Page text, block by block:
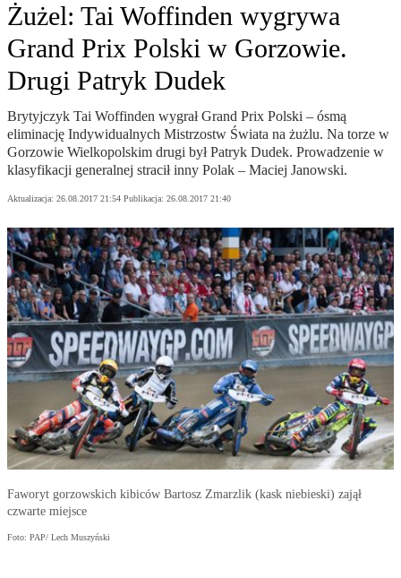
Żużel: Tai Woffinden wygrywa
Grand Prix Polski w Gorzowie.
Drugi Patryk Dudek
Brytyjczyk Tai Woffinden wygrał Grand Prix Polski – ósmą
eliminację Indywidualnych Mistrzostw Świata na żużlu. Na torze w
Gorzowie Wielkopolskim drugi był Patryk Dudek. Prowadzenie w
klasyfikacji generalnej stracił inny Polak – Maciej Janowski.
Aktualizacja: 26.08.2017 21:54 Publikacja: 26.08.2017 21:40
Faworyt gorzowskich kibiców Bartosz Zmarzlik (kask niebieski) zajął
czwarte miejsce
Foto: PAP/ Lech Muszyński